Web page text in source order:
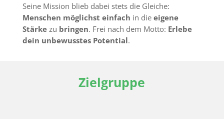
Seine Mission blieb dabei stets die Gleiche:
Menschen möglichst einfach in dieeigene
Stärkezu bringen. Frei nach dem Motto: Erlebe
dein unbewusstes Potential.
Zielgruppe